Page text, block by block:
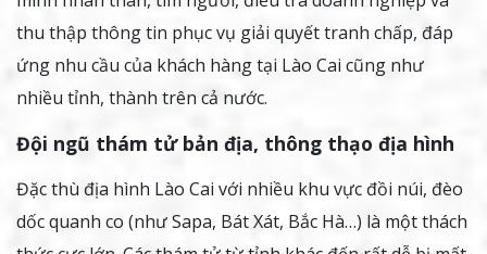
thu thập thông tin phục vụ giải quyết tranh chấp, đáp
ứng nhu cầu của khách hàng tại Lào Cai cũng như
nhiều tỉnh, thành trên cả nước.
Đội ngũ thám tử bản địa, thông thạo địa hình
Đặc thù địa hình Lào Cai với nhiều khu vực đồi núi, đèo
dốc quanh co (như Sapa, Bát Xát, Bắc Hà…) là một thách